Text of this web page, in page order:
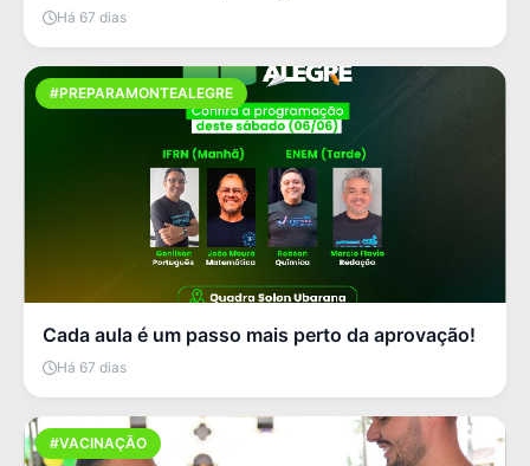
Há 67 dias
#PREPARAMONTEALEGRE
Cada aula é um passo mais perto da aprovação!
Há 67 dias
#VACINAÇÃO